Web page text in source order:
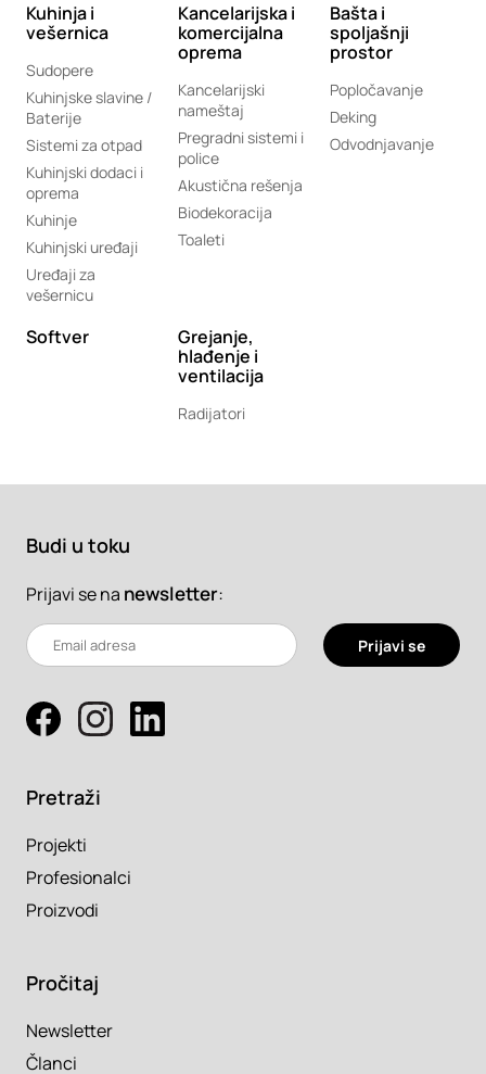
Kuhinja i
vešernica
Sudopere
Kuhinjske slavine /
Baterije
Sistemi za otpad
Kuhinjski dodaci i
oprema
Kuhinje
Kuhinjski uređaji
Uređaji za
vešernicu
Kancelarijska i
komercijalna
oprema
Kancelarijski
nameštaj
Pregradni sistemi i
police
Akustična rešenja
Biodekoracija
Toaleti
Bašta i
spoljašnji
prostor
Popločavanje
Deking
Odvodnjavanje
Softver
Grejanje,
hlađenje i
ventilacija
Radijatori
Budi u toku
Prijavi se na newsletter:
Prijavi se
Pretraži
Projekti
Profesionalci
Proizvodi
Pročitaj
Newsletter
Članci